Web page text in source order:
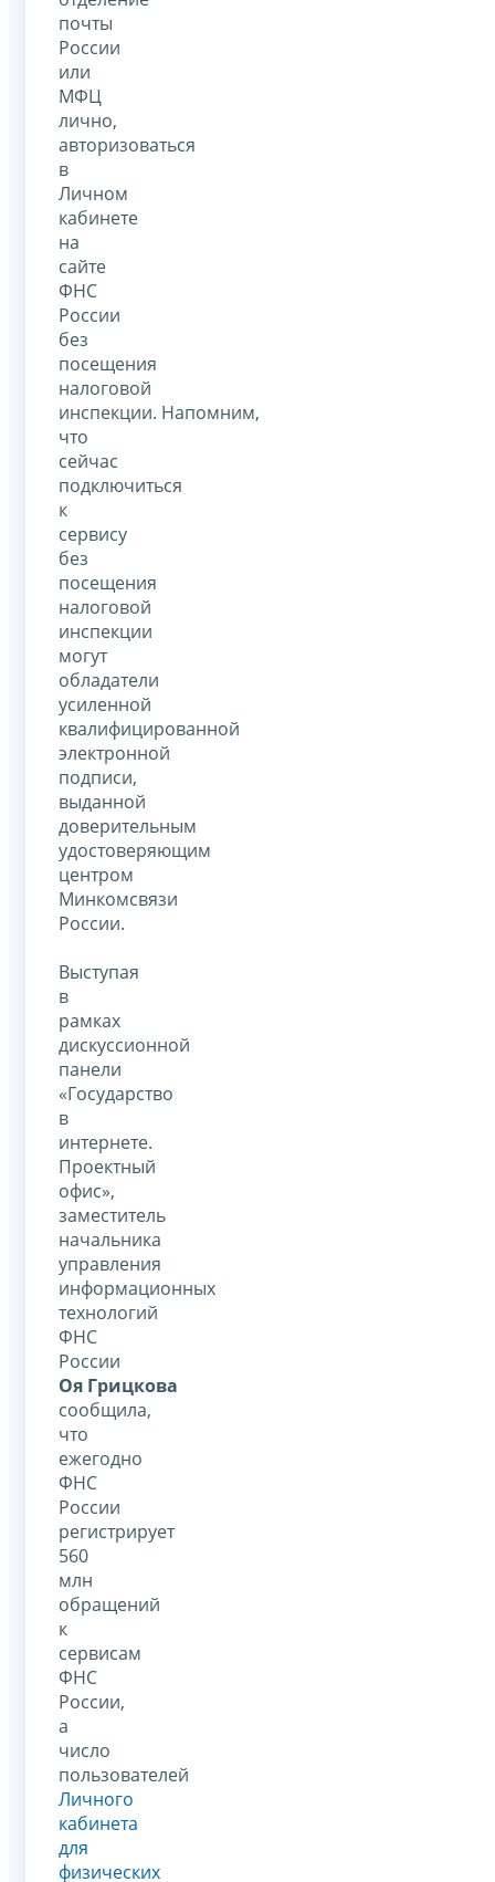
почты
России
или
МФЦ
лично,
авторизоваться
в
Личном
кабинете
на
сайте
ФНС
России
без
посещения
налоговой
инспекции. Напомним,
что
сейчас
подключиться
к
сервису
без
посещения
налоговой
инспекции
могут
обладатели
усиленной
квалифицированной
электронной
подписи,
выданной
доверительным
удостоверяющим
центром
Минкомсвязи
России.
Выступая
в
рамках
дискуссионной
панели
«Государство
в
интернете.
Проектный
офис»,
заместитель
начальника
управления
информационных
технологий
ФНС
России
Оя Грицкова
сообщила,
что
ежегодно
ФНС
России
регистрирует
560
млн
обращений
к
сервисам
ФНС
России,
а
число
пользователей
Личного
кабинета
для
физических